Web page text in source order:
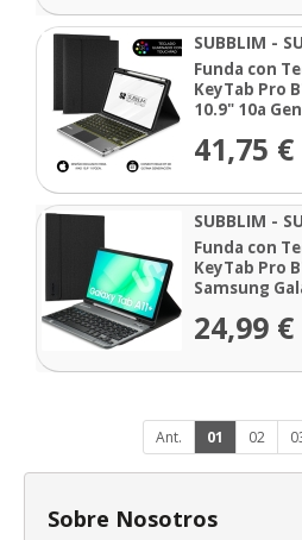
SUBBLIM -
Funda con
KeyTab Pro
10.9" 10a
41,75 €
SUBBLIM -
Funda con
KeyTab Pro
Samsung
24,99 €
Ant. 01 02
Sobre Nosotros